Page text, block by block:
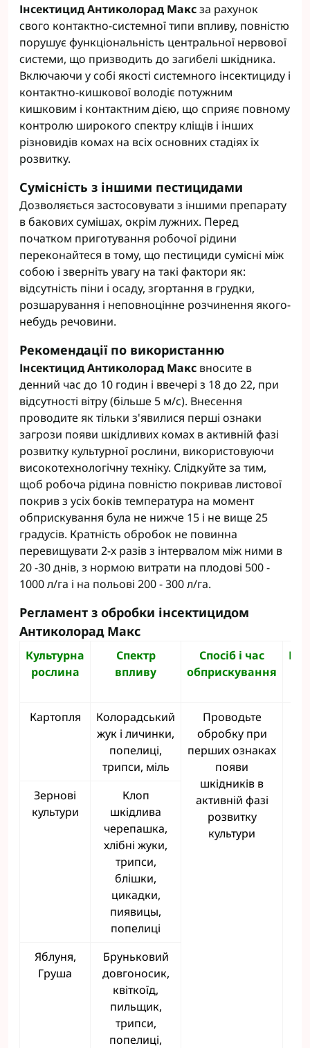
Інсектицид Антиколорад Максза рахунок
свого контактно-системної типи впливу, повністю
порушує функціональність центральної нервової
системи, що призводить до загибелі шкідника.
Включаючи у собі якості системного інсектициду і
контактно-кишкової володіє потужним
кишковим і контактним дією, що сприяє повному
контролю широкого спектру кліщів і інших
різновидів комах на всіх основних стадіях їх
розвитку.
Сумісність з іншими пестицидами
Дозволяється застосовувати з іншими препарату
в бакових сумішах, окрім лужних. Перед
початком приготування робочої рідини
переконайтеся в тому, що пестициди сумісні між
собою і зверніть увагу на такі фактори як:
відсутність піни і осаду, згортання в грудки,
розшарування і неповноцінне розчинення якого-
небудь речовини.
Рекомендації по використанню
Інсектицид Антиколорад Макс вносите в
денний час до 10 годин і ввечері з 18 до 22, при
відсутності вітру (більше 5 м/с). Внесення
проводите як тільки з'явилися перші ознаки
загрози появи шкідливих комах в активній фазі
розвитку культурної рослини, використовуючи
високотехнологічну техніку. Слідкуйте за тим,
щоб робоча рідина повністю покривав листової
покрив з усіх боків температура на момент
обприскування була не нижче 15 і не вище 25
градусів. Кратність обробок не повинна
перевищувати 2-х разів з інтервалом між ними в
20 -30 днів, з нормою витрати на плодові 500 -
1000 л/га і на польові 200 - 300 л/га.
Регламент з обробки інсектицидом
Антиколорад Макс
Культурна
рослина
Спектр
впливу
Спосіб і час
обприскування
Картопля
Колорадський
жук і личинки,
попелиці,
трипси, міль
Проводьте
обробку при
перших ознаках
появи
шкідників в
активній фазі
розвитку
культури
Зернові
культури
Клоп
шкідлива
черепашка,
хлібні жуки,
трипси,
блішки,
цикадки,
пиявицы,
попелиці
Яблуня,
Груша
Бруньковий
довгоносик,
квіткоїд,
пильщик,
трипси,
попелиці,